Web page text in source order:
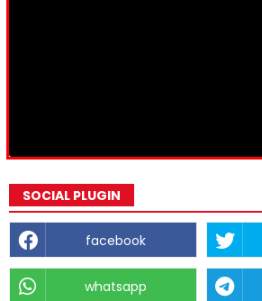
SOCIAL PLUGIN
facebook
whatsapp